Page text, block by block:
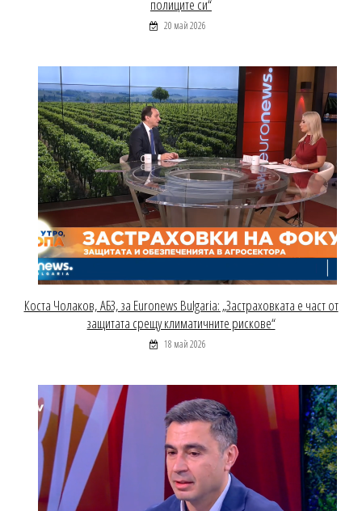
полиците си“
20 май 2026
Коста Чолаков, АБЗ, за Euronews Bulgaria: „Застраховката е част от
защитата срещу климатичните рискове“
18 май 2026